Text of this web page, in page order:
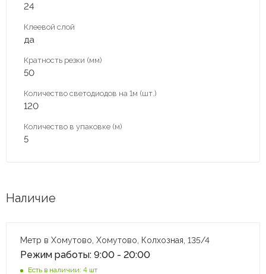
24
Клеевой слой
да
Кратность резки (мм)
50
Количество светодиодов на 1м (шт.)
120
Количество в упаковке (м)
5
Наличие
Метр в Хомутово, Хомутово, Колхозная, 135/4
Режим работы: 9:00 - 20:00
Есть в наличии: 4 шт